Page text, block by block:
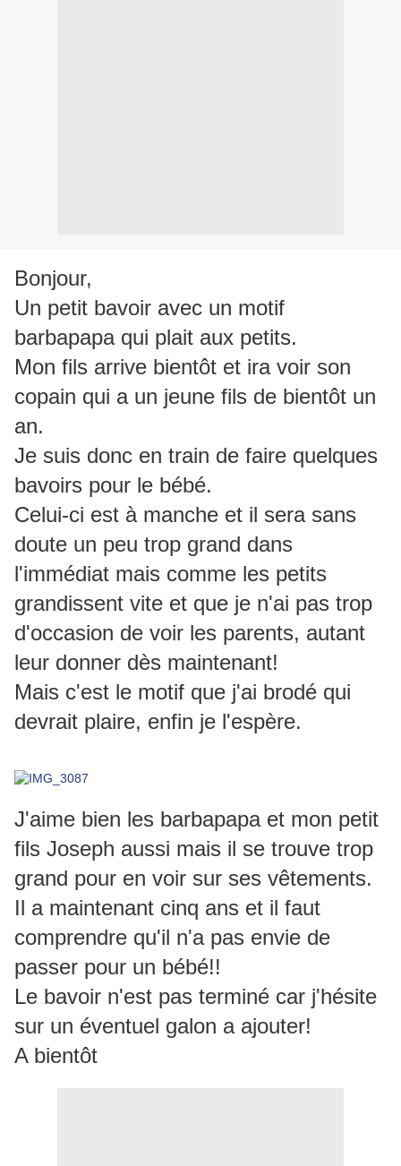
Bonjour,
Un petit bavoir avec un motif
barbapapa qui plait aux petits.
Mon fils arrive bientôt et ira voir son
copain qui a un jeune fils de bientôt un
an.
Je suis donc en train de faire quelques
bavoirs pour le bébé.
Celui-ci est à manche et il sera sans
doute un peu trop grand dans
l'immédiat mais comme les petits
grandissent vite et que je n'ai pas trop
d'occasion de voir les parents, autant
leur donner dès maintenant!
Mais c'est le motif que j'ai brodé qui
devrait plaire, enfin je l'espère.
J'aime bien les barbapapa et mon petit
fils Joseph aussi mais il se trouve trop
grand pour en voir sur ses vêtements.
Il a maintenant cinq ans et il faut
comprendre qu'il n'a pas envie de
passer pour un bébé!!
Le bavoir n'est pas terminé car j'hésite
sur un éventuel galon a ajouter!
A bientôt